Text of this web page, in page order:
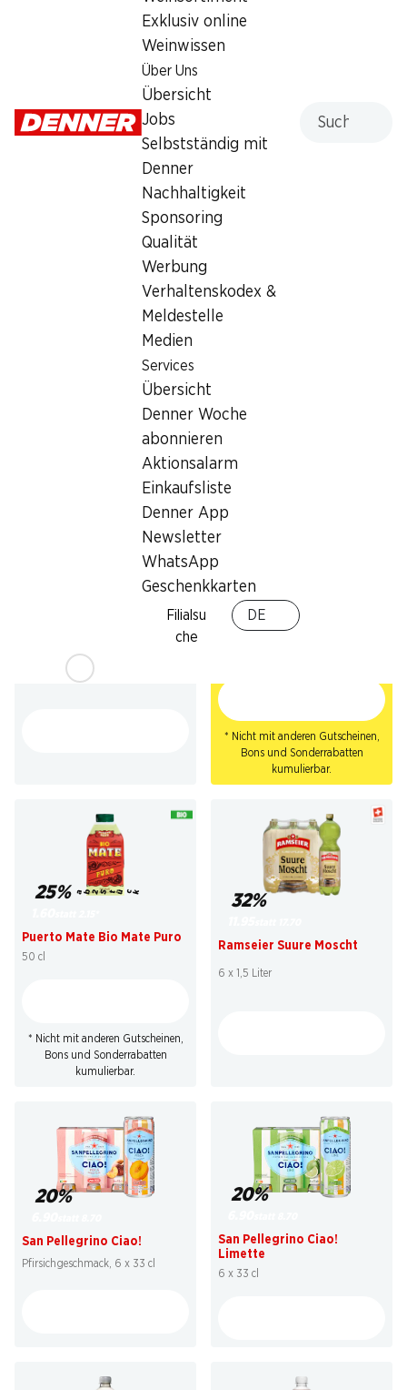
Exklusiv online
Weinwissen
Über Uns
Übersicht
Jobs
Selbstständig mit
Denner
Nachhaltigkeit
Sponsoring
Qualität
Werbung
Verhaltenskodex &
Meldestelle
Medien
Services
Übersicht
Denner Woche
abonnieren
Aktionsalarm
Einkaufsliste
Denner App
Newsletter
WhatsApp
Geschenkkarten
Filialsu
che
DE
7.15statt 14.35
Coca-Cola Zero Koffein
Rocchetta Mineralwasser
Naturale
Capri-Sun Multivitamin
10 x 20 cl
Golden Eagle Energy Drink
24 x 25 cl
25%
2.90statt 3.90 *
* Nicht mit anderen Gutscheinen,
Bons und Sonderrabatten
kumulierbar.
25% ab 2 Stück
Puerto Mate Bio Mate Puro
50 cl
* Nicht mit anderen Gutscheinen,
Bons und Sonderrabatten
kumulierbar.
32%
Ramseier Suure Moscht
6 x 1,5 Liter
20%
San Pellegrino Ciao!
Pfirsichgeschmack, 6 x 33 cl
20%
San Pellegrino Ciao!
Limette
6 x 33 cl